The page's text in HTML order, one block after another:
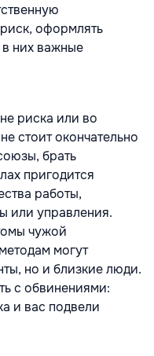
оформлять
них важные
риска или во
стоит окончательно
брать
пригодится
работы,
или управления.
чужой
могут
но и близкие люди.
с обвинениями:
и вас подвели